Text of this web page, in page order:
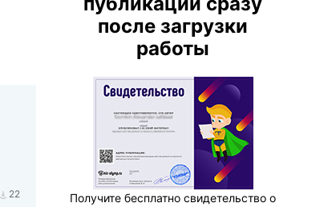
22
после загрузки
работы
Получите бесплатно свидетельство о